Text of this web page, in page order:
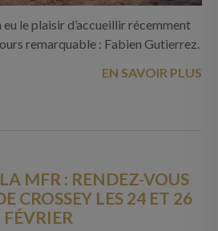
le plaisir d’accueillir récemment
remarquable : Fabien Gutierrez.
EN SAVOIR PLUS
MFR : RENDEZ-VOUS
CROSSEY LES 24 ET 26
FÉVRIER